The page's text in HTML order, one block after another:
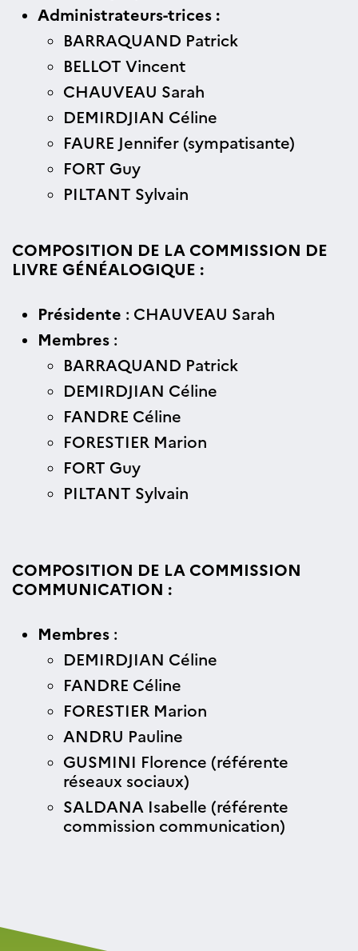
Administrateurs-trices :
BARRAQUAND Patrick
BELLOT Vincent
CHAUVEAU Sarah
DEMIRDJIAN Céline
FAURE Jennifer (sympatisante)
FORT Guy
PILTANT Sylvain
COMPOSITION DE LA COMMISSION DE
LIVRE GÉNÉALOGIQUE :
Présidente : CHAUVEAU Sarah
Membres :
BARRAQUAND Patrick
DEMIRDJIAN Céline
FANDRE Céline
FORESTIER Marion
FORT Guy
PILTANT Sylvain
COMPOSITION DE LA COMMISSION
COMMUNICATION :
Membres :
DEMIRDJIAN Céline
FANDRE Céline
FORESTIER Marion
ANDRU Pauline
GUSMINI Florence (référente
réseaux sociaux)
SALDANA Isabelle (référente
commission communication)